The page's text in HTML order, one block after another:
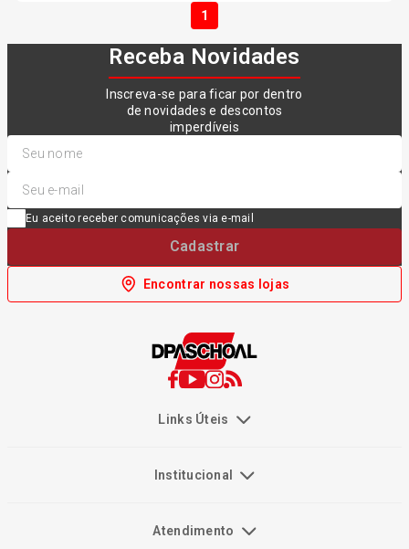
1
Receba Novidades
Inscreva-se para ficar por dentro
de novidades e descontos
imperdíveis
Eu aceito receber comunicações via e-mail
Cadastrar
Encontrar nossas lojas
Links Úteis
Institucional
Atendimento